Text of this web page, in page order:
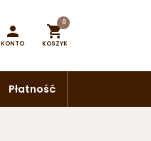

KONTO

0
KOSZYK
Płatność